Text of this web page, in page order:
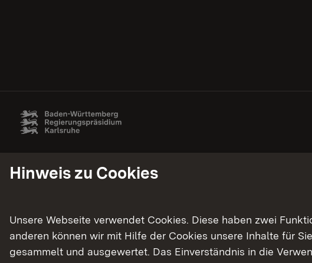
Hinweis zu Cookies
Unsere Webseite verwendet Cookies. Diese haben zwei
anderen können wir mit Hilfe der Cookies unsere Inhalte für
gesammelt und ausgewertet. Das Einverständnis in die